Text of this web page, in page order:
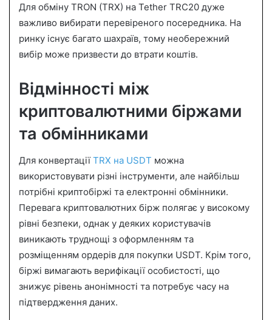
Для обміну TRON (TRX) на Tether TRC20 дуже
важливо вибирати перевіреного посередника. На
ринку існує багато шахраїв, тому необережний
вибір може призвести до втрати коштів.
Відмінності між
криптовалютними біржами
та обмінниками
Для конвертації TRX на USDT можна
використовувати різні інструменти, але найбільш
потрібні криптобіржі та електронні обмінники.
Перевага криптовалютних бірж полягає у високому
рівні безпеки, однак у деяких користувачів
виникають труднощі з оформленням та
розміщенням ордерів для покупки USDT. Крім того,
біржі вимагають верифікації особистості, що
знижує рівень анонімності та потребує часу на
підтвердження даних.